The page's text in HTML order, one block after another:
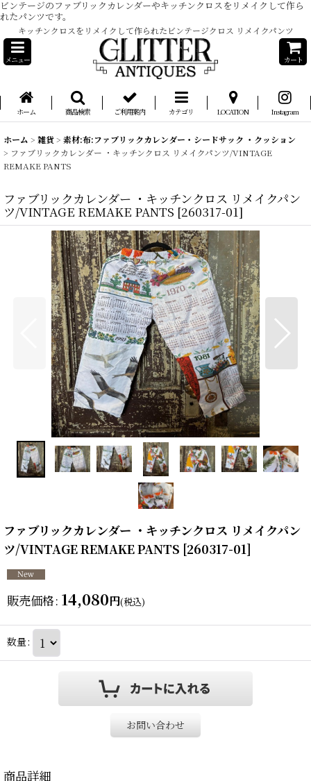
ビンテージのファブリックカレンダーやキッチンクロスをリメイクして作ら
れたパンツです。
キッチンクロスをリメイクして作られたビンテージクロス リメイクパンツ
メニュー カート
ホーム 商品検索 ご利用案内 カテゴリ LOCATION Instagram
ホーム > 雑貨> 素材:布:ファブリックカレンダー・シードサック ・クッション
> ファブリックカレンダー ・キッチンクロス リメイクパンツ/VINTAGE
REMAKE PANTS
ファブリックカレンダー ・キッチンクロス リメイクパン
ツ/VINTAGE REMAKE PANTS [260317-01]
ファブリックカレンダー ・キッチンクロス リメイクパン
ツ/VINTAGE REMAKE PANTS [260317-01]
販売価格: 14,080円(税込)
数量:
お問い合わせ
商品詳細